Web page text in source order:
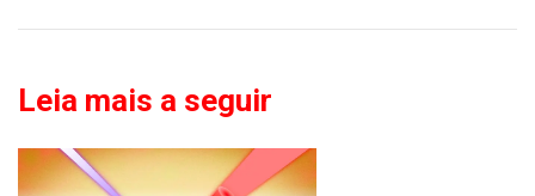
Leia mais a seguir